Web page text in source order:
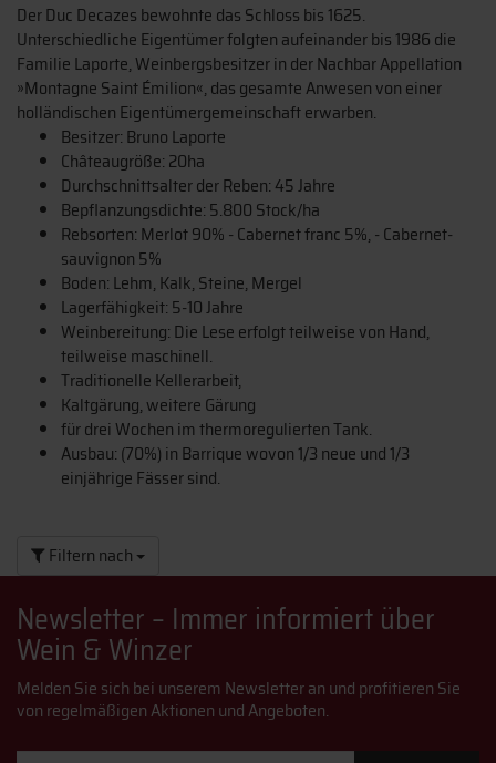
Der Duc Decazes bewohnte das Schloss bis 1625.
Unterschiedliche Eigentümer folgten aufeinander bis 1986 die
Familie Laporte, Weinbergsbesitzer in der Nachbar Appellation
»Montagne Saint Émilion«, das gesamte Anwesen von einer
holländischen Eigentümergemeinschaft erwarben.
Besitzer: Bruno Laporte
Châteaugröße: 20ha
Durchschnittsalter der Reben: 45 Jahre
Bepflanzungsdichte: 5.800 Stock/ha
Rebsorten: Merlot 90% - Cabernet franc 5%, - Cabernet-
sauvignon 5%
Boden: Lehm, Kalk, Steine, Mergel
Lagerfähigkeit: 5-10 Jahre
Weinbereitung: Die Lese erfolgt teilweise von Hand,
teilweise maschinell.
Traditionelle Kellerarbeit,
Kaltgärung, weitere Gärung
für drei Wochen im thermoregulierten Tank.
Ausbau: (70%) in Barrique wovon 1/3 neue und 1/3
einjährige Fässer sind.
Filtern nach
Newsletter – Immer informiert über
Wein & Winzer
Melden Sie sich bei unserem Newsletter an und profitieren Sie
von regelmäßigen Aktionen und Angeboten.